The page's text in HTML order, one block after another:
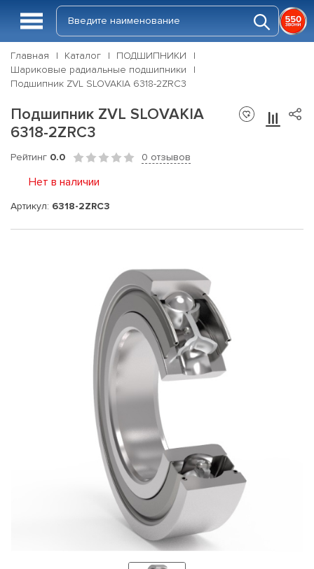
Главная Каталог
ПОДШИПНИКИ
Шариковые радиальные подшипники
Подшипник ZVL SLOVAKIA 6318-2ZRC3
Подшипник ZVL SLOVAKIA
6318-2ZRC3
Рейтинг 0.0 0 отзывов
Нет в наличии
Артикул: 6318-2ZRC3